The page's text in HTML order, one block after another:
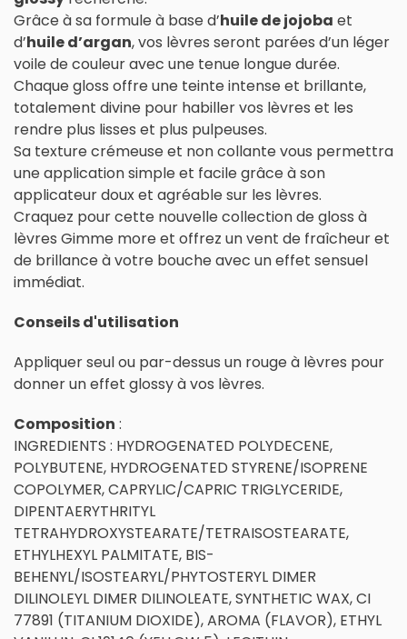
Grâce à sa formule à base d’huile de jojoba et
d’huile d’argan, vos lèvres seront parées d’un léger
voile de couleur avec une tenue longue durée.
Chaque gloss offre une teinte intense et brillante,
totalement divine pour habiller vos lèvres et les
rendre plus lisses et plus pulpeuses.
Sa texture crémeuse et non collante vous permettra
une application simple et facile grâce à son
applicateur doux et agréable sur les lèvres.
Craquez pour cette nouvelle collection de gloss à
lèvres Gimme more et offrez un vent de fraîcheur et
de brillance à votre bouche avec un effet sensuel
immédiat.
Conseils d'utilisation
Appliquer seul ou par-dessus un rouge à lèvres pour
donner un effet glossy à vos lèvres.
Composition :
INGREDIENTS : HYDROGENATED POLYDECENE,
POLYBUTENE, HYDROGENATED STYRENE/ISOPRENE
COPOLYMER, CAPRYLIC/CAPRIC TRIGLYCERIDE,
DIPENTAERYTHRITYL
TETRAHYDROXYSTEARATE/TETRAISOSTEARATE,
ETHYLHEXYL PALMITATE, BIS-
BEHENYL/ISOSTEARYL/PHYTOSTERYL DIMER
DILINOLEYL DIMER DILINOLEATE, SYNTHETIC WAX, CI
77891 (TITANIUM DIOXIDE), AROMA (FLAVOR), ETHYL